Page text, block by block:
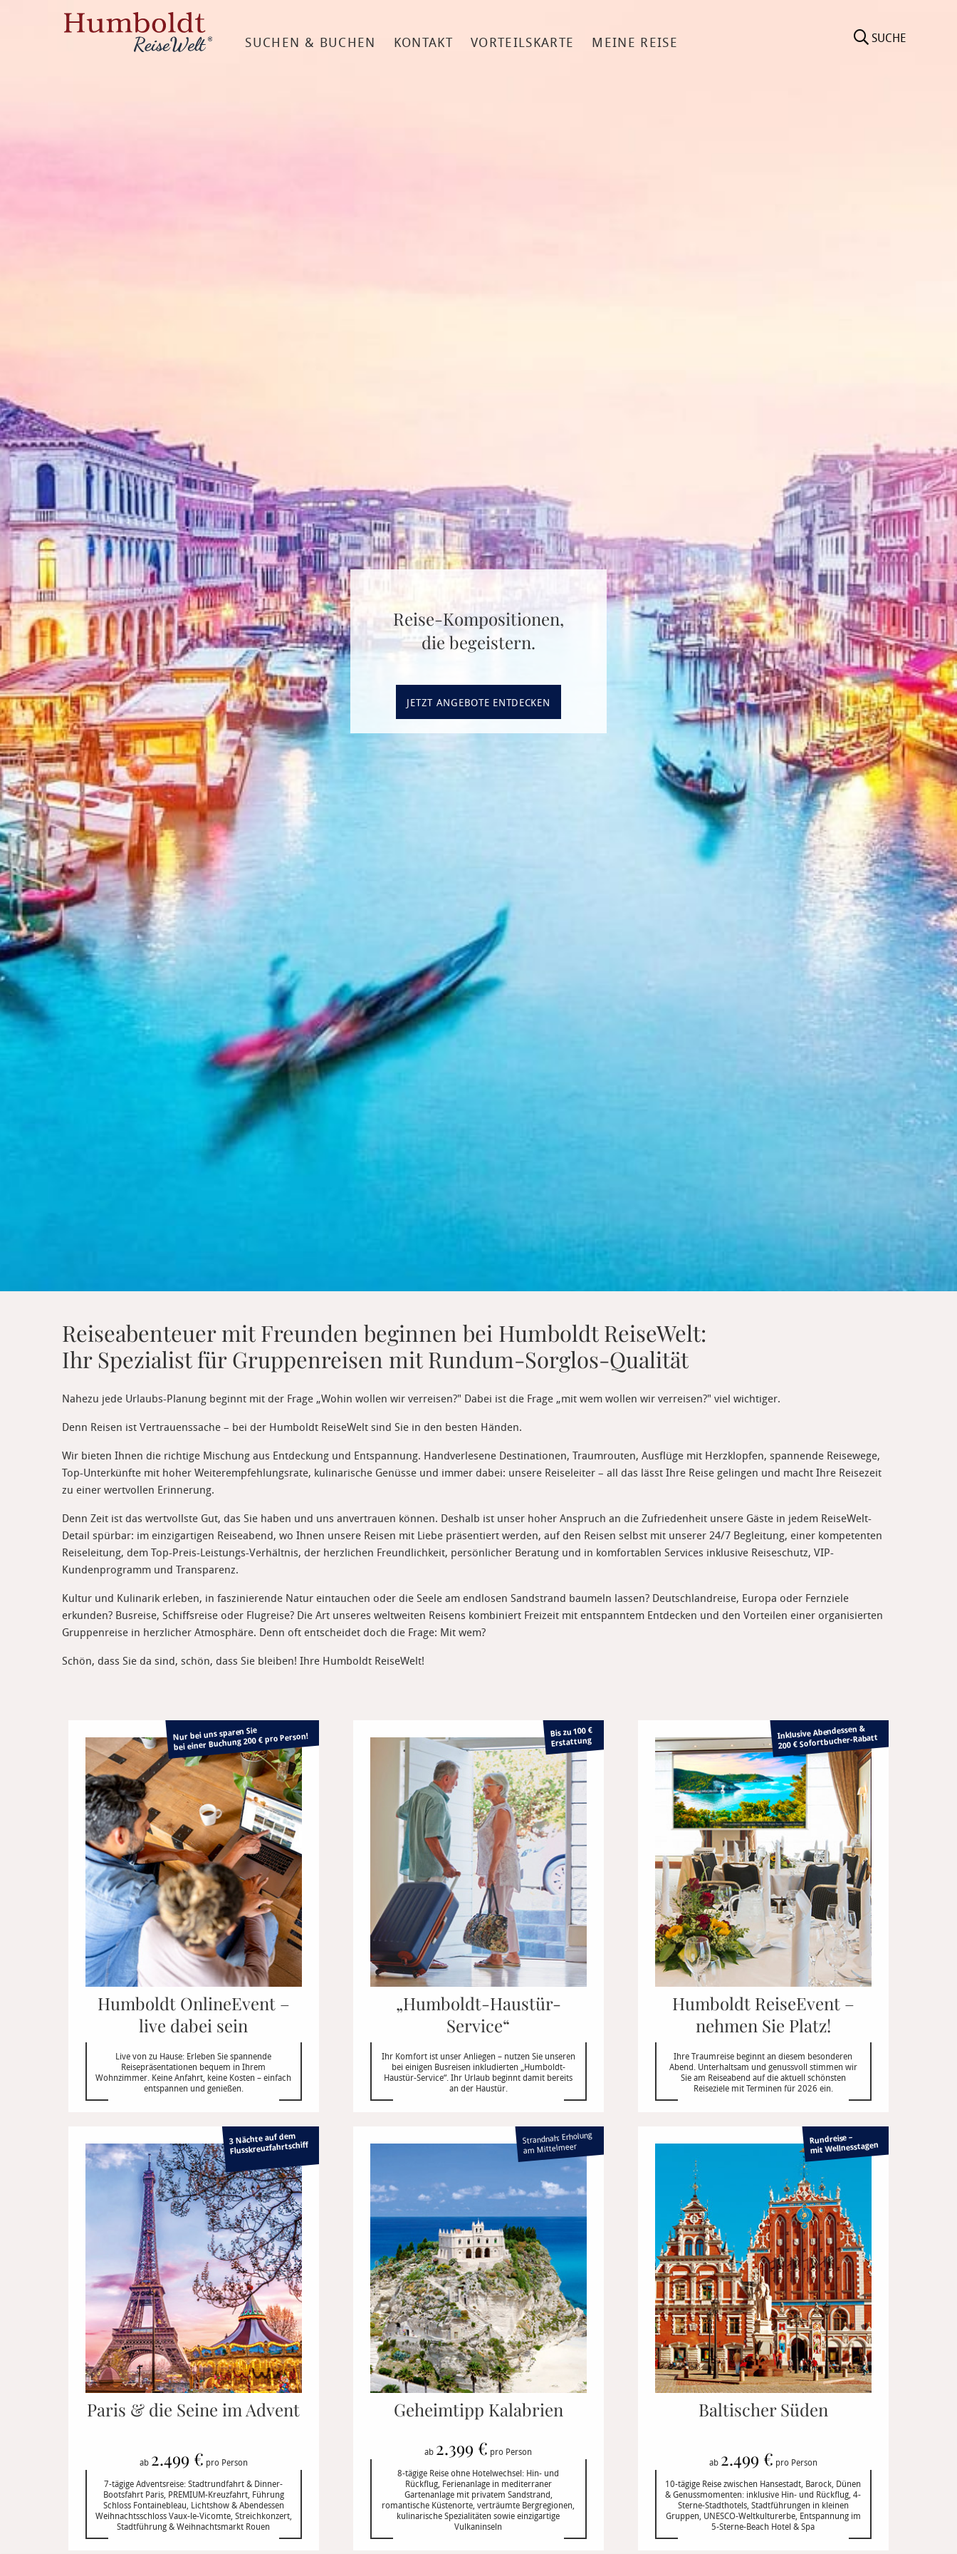
SUCHEN & BUCHEN KONTAKT VORTEILSKARTE MEINE REISE SUCHE
Reise-Kompositionen,
die begeistern.
JETZT ANGEBOTE ENTDECKEN
Reiseabenteuer mit Freunden beginnen bei Humboldt ReiseWelt:
Ihr Spezialist für Gruppenreisen mit Rundum-Sorglos-Qualität
Nahezu jede Urlaubs-Planung beginnt mit der Frage „Wohin wollen wir verreisen?" Dabei ist die Frage „mit wem wollen wir verreisen?" viel wichtiger.
Denn Reisen ist Vertrauenssache – bei der Humboldt ReiseWelt sind Sie in den besten Händen.
Wir bieten Ihnen die richtige Mischung aus Entdeckung und Entspannung. Handverlesene Destinationen, Traumrouten, Ausflüge mit Herzklopfen, spannende Reisewege,
Top-Unterkünfte mit hoher Weiterempfehlungsrate, kulinarische Genüsse und immer dabei: unsere Reiseleiter – all das lässt Ihre Reise gelingen und macht Ihre Reisezeit
zu einer wertvollen Erinnerung.
Denn Zeit ist das wertvollste Gut, das Sie haben und uns anvertrauen können. Deshalb ist unser hoher Anspruch an die Zufriedenheit unsere Gäste in jedem ReiseWelt-
Detail spürbar: im einzigartigen Reiseabend, wo Ihnen unsere Reisen mit Liebe präsentiert werden, auf den Reisen selbst mit unserer 24/7 Begleitung, einer kompetenten
Reiseleitung, dem Top-Preis-Leistungs-Verhältnis, der herzlichen Freundlichkeit, persönlicher Beratung und in komfortablen Services inklusive Reiseschutz, VIP-
Kundenprogramm und Transparenz.
Kultur und Kulinarik erleben, in faszinierende Natur eintauchen oder die Seele am endlosen Sandstrand baumeln lassen? Deutschlandreise, Europa oder Fernziele
erkunden? Busreise, Schiffsreise oder Flugreise? Die Art unseres weltweiten Reisens kombiniert Freizeit mit entspanntem Entdecken und den Vorteilen einer organisierten
Gruppenreise in herzlicher Atmosphäre. Denn oft entscheidet doch die Frage: Mit wem?
Schön, dass Sie da sind, schön, dass Sie bleiben! Ihre Humboldt ReiseWelt!
Nur bei uns sparen Sie
bei einer Buchung 200 € pro Person!
Humboldt OnlineEvent –
live dabei sein
Live von zu Hause: Erleben Sie spannende
Reisepräsentationen bequem in Ihrem
Wohnzimmer. Keine Anfahrt, keine Kosten – einfach
entspannen und genießen.
Bis zu 100 €
Erstattung
„Humboldt-Haustür-
Service“
Ihr Komfort ist unser Anliegen – nutzen Sie unseren
bei einigen Busreisen inkludierten „Humboldt-
Haustür-Service“. Ihr Urlaub beginnt damit bereits
an der Haustür.
Inklusive Abendessen &
200 € Sofortbucher-Rabatt
Humboldt ReiseEvent –
nehmen Sie Platz!
Ihre Traumreise beginnt an diesem besonderen
Abend. Unterhaltsam und genussvoll stimmen wir
Sie am Reiseabend auf die aktuell schönsten
Reiseziele mit Terminen für 2026 ein.
3 Nächte auf dem
Flusskreuzfahrtschiff
Paris & die Seine im Advent
ab 2.499 € pro Person
7-tägige Adventsreise: Stadtrundfahrt & Dinner-
Bootsfahrt Paris, PREMIUM-Kreuzfahrt, Führung
Schloss Fontainebleau, Lichtshow & Abendessen
Weihnachtsschloss Vaux-le-Vicomte, Streichkonzert,
Stadtführung & Weihnachtsmarkt Rouen
Strandnah: Erholung
am Mittelmeer
Geheimtipp Kalabrien
ab 2.399 € pro Person
8-tägige Reise ohne Hotelwechsel: Hin- und
Rückflug, Ferienanlage in mediterraner
Gartenanlage mit privatem Sandstrand,
romantische Küstenorte, verträumte Bergregionen,
kulinarische Spezialitäten sowie einzigartige
Vulkaninseln
Rundreise –
mit Wellnesstagen
Baltischer Süden
ab 2.499 € pro Person
10-tägige Reise zwischen Hansestadt, Barock, Dünen
& Genussmomenten: inklusive Hin- und Rückflug, 4-
Sterne-Stadthotels, Stadtführungen in kleinen
Gruppen, UNESCO-Weltkulturerbe, Entspannung im
5-Sterne-Beach Hotel & Spa